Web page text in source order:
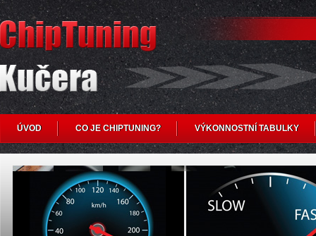
ÚVOD CO JE CHIPTUNING? VÝKONNOSTNÍ TABULKY